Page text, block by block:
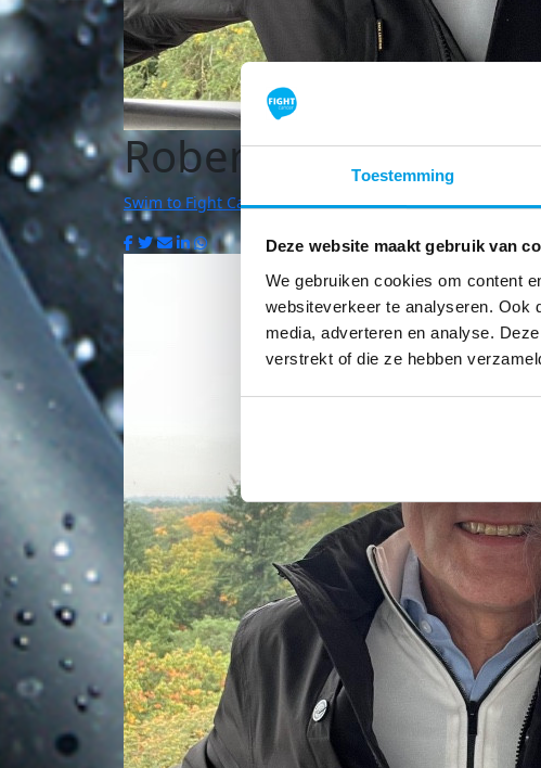
Toestemming
Deze website maakt gebruik van
We gebruiken cookies om content
websiteverkeer te analyseren. Ook
media, adverteren en analyse.
verstrekt of die ze hebben
Robert Reynders
Swim to Fight Cancer | Weert